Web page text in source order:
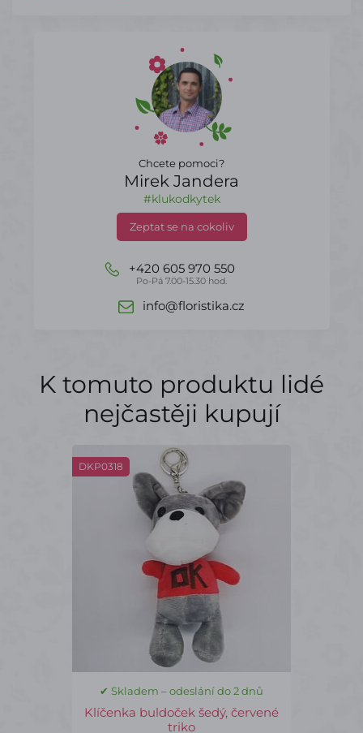
Chcete pomoci?
Mirek Jandera
#klukodkytek
Zeptat se na cokoliv
+420 605 970 550
Po-Pá 7.00-15.30 hod.
info@floristika.cz
K tomuto produktu lidé
nejčastěji kupují
DKP0318
✔ Skladem – odeslání do 2 dnů
Klíčenka buldoček šedý, červené
triko